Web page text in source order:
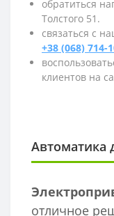
обратиться
Толстого 51.
связаться с
+38 (068) 714-
клиентов на
Автоматика
отличное